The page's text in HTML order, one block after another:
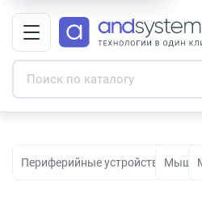
Периферийные устройства для
Мыши